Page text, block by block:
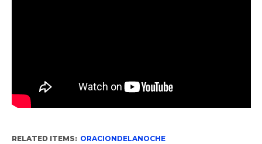
RELATED ITEMS: ORACIONDELANOCHE